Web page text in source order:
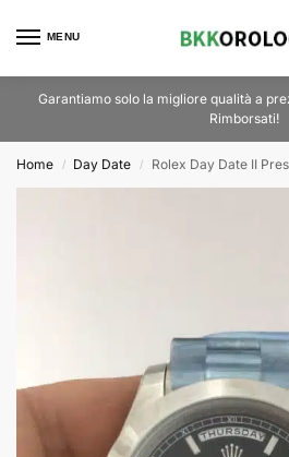
MENU
Garantiamo solo la migliore qualità a
Rimborsati!
Home / Day Date / Rolex Day Date II